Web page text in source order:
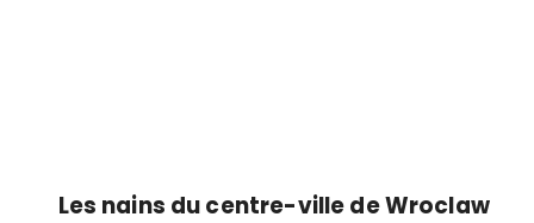
Les nains du centre-ville de Wroclaw